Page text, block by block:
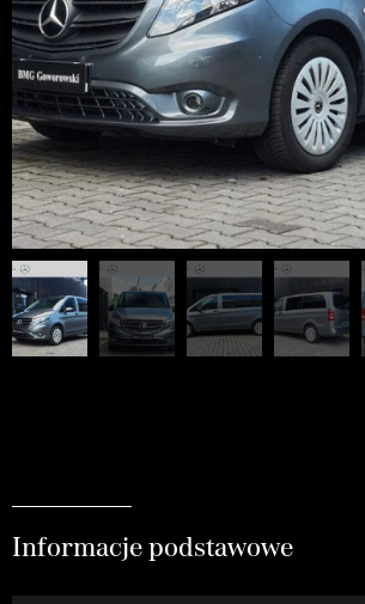
Informacje podstawowe